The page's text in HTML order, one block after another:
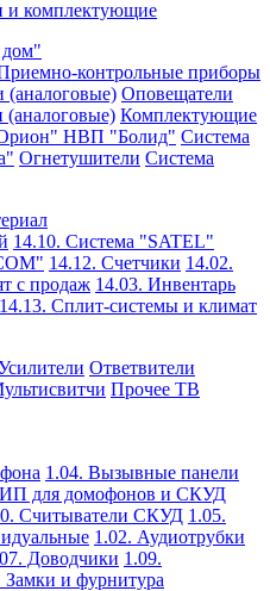
и комплектующие
контрольные приборы
(аналоговые) Оповещатели
(аналоговые) Комплектующие
НВП "Болид" Система
Огнетушители Система
14.10. Система "SATEL"
14.12. Счетчики 14.02.
с продаж 14.03. Инвентарь
14.13. Сплит-системы и климат
Ответвители
Прочее ТВ
1.04. Вызывные панели
для домофонов и СКУД
Считыватели СКУД 1.05.
1.02. Аудиотрубки
Доводчики 1.09.
Замки и фурнитура